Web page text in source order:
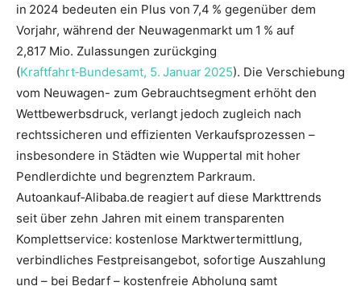
in 2024 bedeuten ein Plus von 7,4 % gegenüber dem
Vorjahr, während der Neuwagenmarkt um 1 % auf
2,817 Mio. Zulassungen zurückging
(Kraftfahrt‑Bundesamt, 5. Januar 2025). Die Verschiebung
vom Neuwagen- zum Gebrauchtsegment erhöht den
Wettbewerbs­druck, verlangt jedoch zugleich nach
rechtssicheren und effizienten Verkaufsprozessen –
insbesondere in Städten wie Wuppertal mit hoher
Pendlerdichte und begrenztem Parkraum.
Autoankauf‑Alibaba.de reagiert auf diese Markttrends
seit über zehn Jahren mit einem transparenten
Komplettservice: kostenlose Marktwertermittlung,
verbindliches Festpreisangebot, sofortige Auszahlung
und – bei Bedarf – kostenfreie Abholung samt